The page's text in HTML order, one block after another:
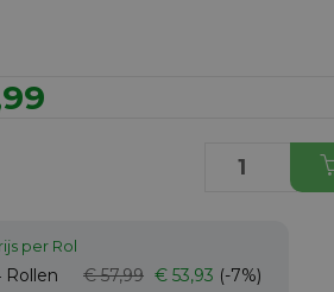
per Rol
Rollen € 57,99 € 53,93 (-7%)